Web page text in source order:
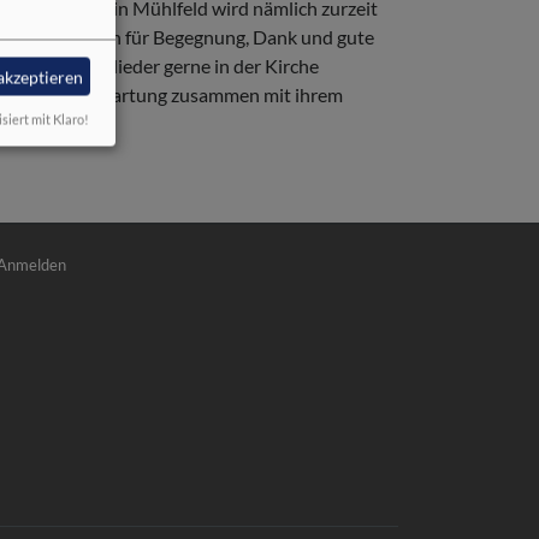
in Mühlfeld wird nämlich zurzeit
zu geben für Begegnung, Dank und gute
Gemeindeglieder gerne in der Kirche
Veronika Hartung zusammen mit ihrem
mit Klaro!